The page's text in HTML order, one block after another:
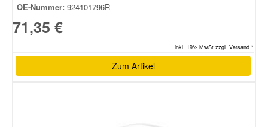
OE-Nummer: 924101796R
71,35 €
inkl. 19% MwSt.zzgl. Versand *
Zum Artikel